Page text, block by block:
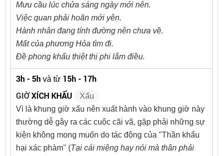
Mưu cầu lúc chửa sáng ngày mới nên.
Việc quan phải hoãn mới yên.
Hành nhân đang tính đường nên chưa về.
Mất của phương Hỏa tìm đi.
Đề phong khẩu thiệt thị phi lắm điều.
3h - 5h và từ 15h - 17h
GIỜXÍCH KHẨU
Xấu
Vì là khung giờ xấu nên xuất hành vào khung giờ này
thường dễ gây ra các cuộc cãi vã, gặp phải những sự
kiện không mong muốn do tác động của "Thần khẩu
hại xác phàm" (Tại cái miệng hay nói mà thân phải